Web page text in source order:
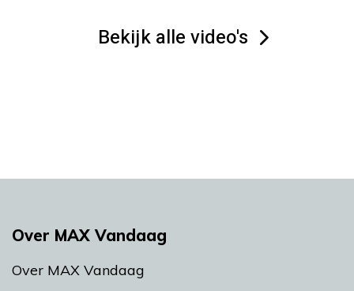
Bekijk alle video's
Over MAX Vandaag
Over MAX Vandaag